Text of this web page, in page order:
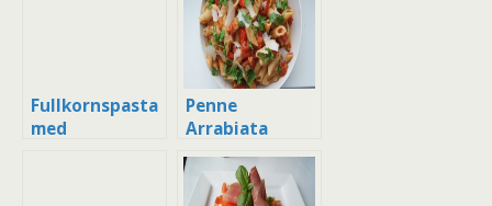
Fullkornspasta
med
Penne
Arrabiata